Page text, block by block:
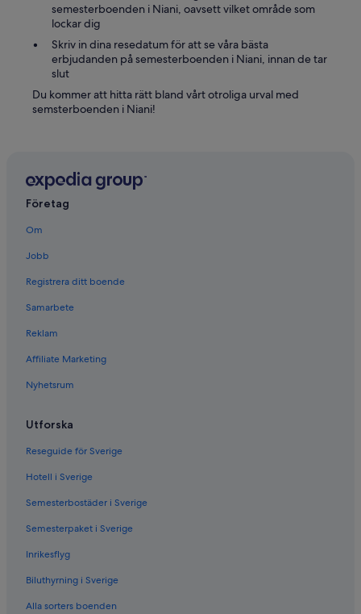
semesterboenden i Niani, oavsett vilket område som
lockar dig
Skriv in dina resedatum för att se våra bästa
erbjudanden på semesterboenden i Niani, innan de tar
slut
Du kommer att hitta rätt bland vårt otroliga urval med
semsterboenden i Niani!
Företag
Om
Jobb
Registrera ditt boende
Samarbete
Reklam
Affiliate Marketing
Nyhetsrum
Utforska
Reseguide för Sverige
Hotell i Sverige
Semesterbostäder i Sverige
Semesterpaket i Sverige
Inrikesflyg
Biluthyrning i Sverige
Alla sorters boenden